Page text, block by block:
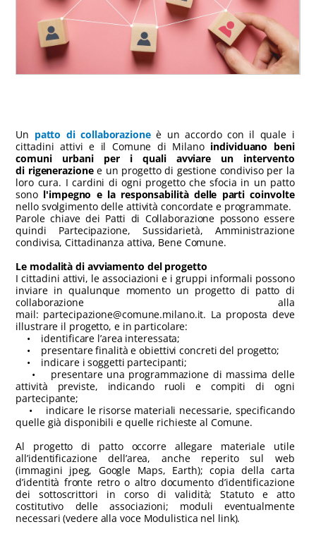
Un patto di collaborazioneè un accordo con il quale i
cittadini attivi e il Comune di Milano individuano beni
comuni urbani per i quali avviare un intervento
di rigenerazionee un progetto di gestione condiviso per la
loro cura. I cardini di ogni progetto che sfocia in un patto
sono l'impegno e la responsabilità delle parti coinvolte
nello svolgimento delle attività concordate e programmate.
Parole chiave dei Patti di Collaborazione possono essere
quindi Partecipazione, Sussidarietà, Amministrazione
condivisa, Cittadinanza attiva, Bene Comune.
Le modalità di avviamento del progetto
I cittadini attivi, le associazioni e i gruppi informali possono
inviare in qualunque momento un progetto di patto di
collaborazione alla
mail: partecipazione@comune.milano.it. La proposta deve
illustrare il progetto, e in particolare:
• identificare l’area interessata;
• presentare finalità e obiettivi concreti del progetto;
• indicare i soggetti partecipanti;
• presentare una programmazione di massima delle
attività previste, indicando ruoli e compiti di ogni
partecipante;
• indicare le risorse materiali necessarie, specificando
quelle già disponibili e quelle richieste al Comune.
Al progetto di patto occorre allegare materiale utile
all’identificazione dell’area, anche reperito sul web
(immagini jpeg, Google Maps, Earth); copia della carta
d’identità fronte retro o altro documento d’identificazione
dei sottoscrittori in corso di validità; Statuto e atto
costitutivo delle associazioni; moduli eventualmente
necessari (vedere alla voce Modulistica nel link).